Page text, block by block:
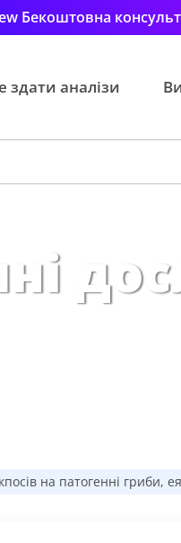
Бекоштовна
здати аналізи
на патогенні гриби,